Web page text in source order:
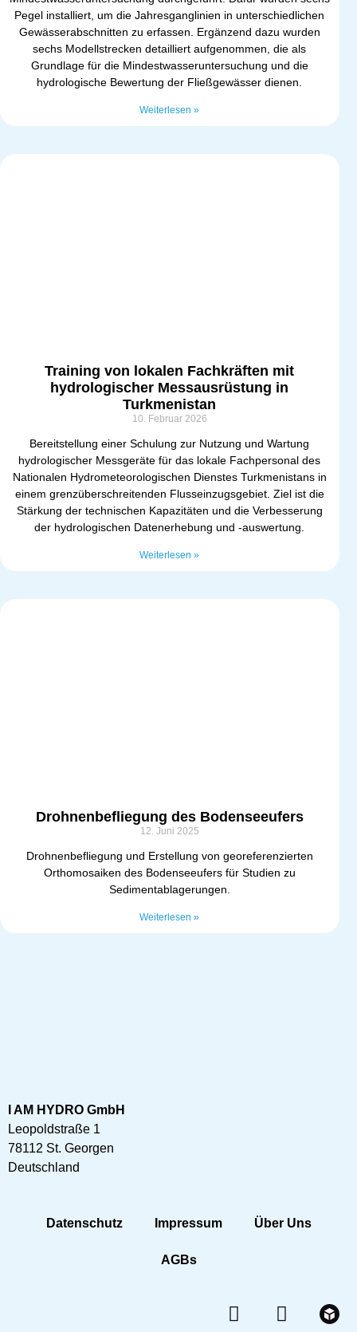
Pegel installiert, um die Jahresganglinien in unterschiedlichen
Gewässerabschnitten zu erfassen. Ergänzend dazu wurden
sechs Modellstrecken detailliert aufgenommen, die als
Grundlage für die Mindestwasseruntersuchung und die
hydrologische Bewertung der Fließgewässer dienen.
Weiterlesen »
Training von lokalen Fachkräften mit
hydrologischer Messausrüstung in
Turkmenistan
10. Februar 2026
Bereitstellung einer Schulung zur Nutzung und Wartung
hydrologischer Messgeräte für das lokale Fachpersonal des
Nationalen Hydrometeorologischen Dienstes Turkmenistans in
einem grenzüberschreitenden Flusseinzugsgebiet. Ziel ist die
Stärkung der technischen Kapazitäten und die Verbesserung
der hydrologischen Datenerhebung und -auswertung.
Weiterlesen »
Drohnenbefliegung des Bodenseeufers
12. Juni 2025
Drohnenbefliegung und Erstellung von georeferenzierten
Orthomosaiken des Bodenseeufers für Studien zu
Sedimentablagerungen.
Weiterlesen »
I AM HYDRO GmbH
Leopoldstraße 1
78112 St. Georgen
Deutschland
Datenschutz Impressum Über Uns
AGBs